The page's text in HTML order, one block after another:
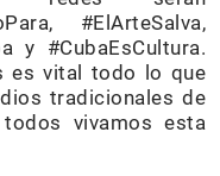
#ElArteSalva,
y #CubaEsCultura.
es vital todo lo que
tradicionales de
todos vivamos esta